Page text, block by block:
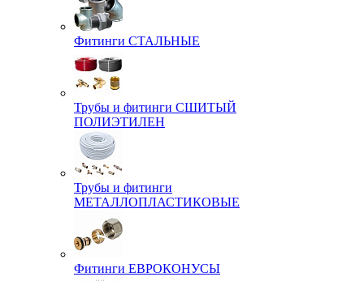
Фитинги СТАЛЬНЫЕ
Трубы и фитинги СШИТЫЙ
ПОЛИЭТИЛЕН
Трубы и фитинги
МЕТАЛЛОПЛАСТИКОВЫЕ
Фитинги ЕВРОКОНУСЫ